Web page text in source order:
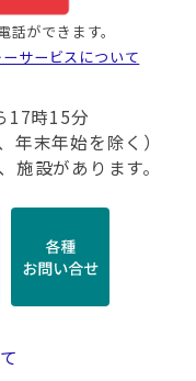
ができます。
サービスについて
17時15分
年末年始を除く）
設があります。